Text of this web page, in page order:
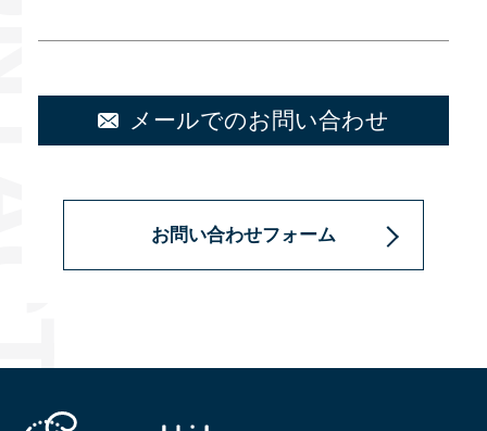
メールでのお問い合わせ
お問い合わせフォーム